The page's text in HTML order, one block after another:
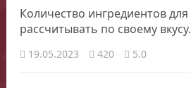
Количество ингредиентов
рассчитывать по своему вкусу.
19.05.2023 420 5.0